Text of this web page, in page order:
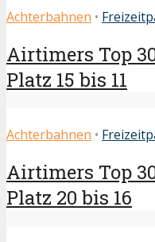
Achterbahnen •
Airtimers Top
Platz 15 bis 11
Achterbahnen •
Airtimers Top
Platz 20 bis 16